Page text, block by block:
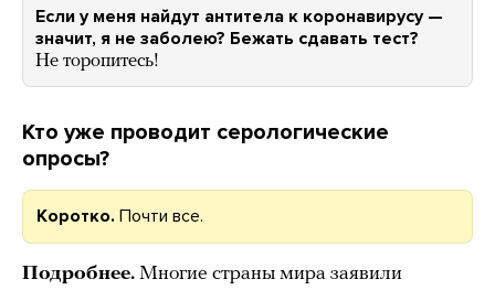
Если у меня найдут антитела к коронавирусу —
значит, я не заболею? Бежать сдавать тест?
Не торопитесь!
Кто уже проводит серологические
опросы?
Коротко. Почти все.
Подробнее. Многие страны мира заявили